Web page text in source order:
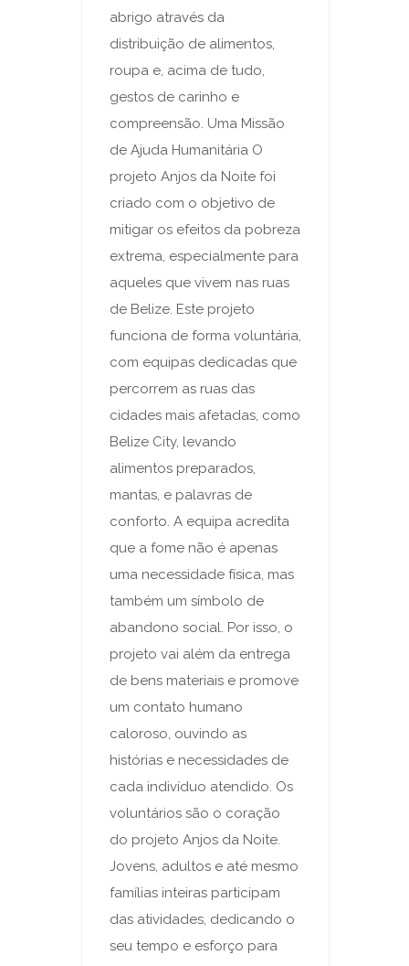
abrigo através da
distribuição de alimentos,
roupa e, acima de tudo,
gestos de carinho e
compreensão. Uma Missão
de Ajuda Humanitária O
projeto Anjos da Noite foi
criado com o objetivo de
mitigar os efeitos da pobreza
extrema, especialmente para
aqueles que vivem nas ruas
de Belize. Este projeto
funciona de forma voluntária,
com equipas dedicadas que
percorrem as ruas das
cidades mais afetadas, como
Belize City, levando
alimentos preparados,
mantas, e palavras de
conforto. A equipa acredita
que a fome não é apenas
uma necessidade física, mas
também um símbolo de
abandono social. Por isso, o
projeto vai além da entrega
de bens materiais e promove
um contato humano
caloroso, ouvindo as
histórias e necessidades de
cada indivíduo atendido. Os
voluntários são o coração
do projeto Anjos da Noite.
Jovens, adultos e até mesmo
famílias inteiras participam
das atividades, dedicando o
seu tempo e esforço para